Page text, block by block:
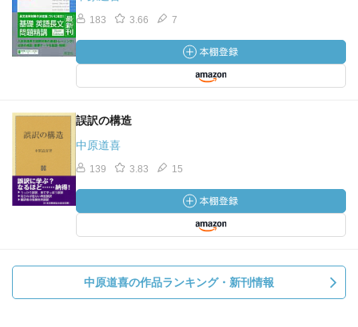
183 3.66 7
誤訳の構造
中原道喜
139 3.83 15
中原道喜の作品ランキング・新刊情報